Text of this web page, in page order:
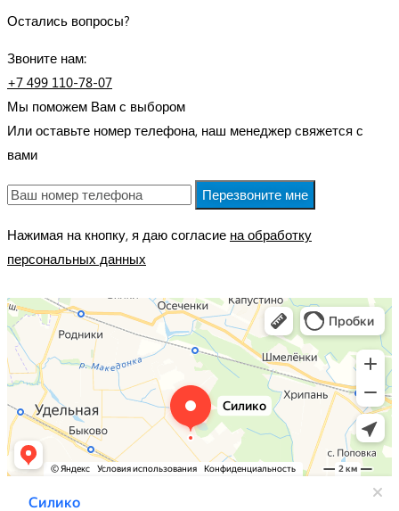
Остались вопросы?
Звоните нам:
+7 499 110-78-07
Мы поможем Вам с выбором
Или оставьте номер телефона, наш менеджер свяжется с
вами
Перезвоните мне
Нажимая на кнопку, я даю согласие на обработку
персональных данных